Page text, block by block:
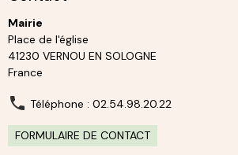
Mairie
Place de l'église
41230 VERNOU EN SOLOGNE
France
Téléphone : 02.54.98.20.22
FORMULAIRE DE CONTACT